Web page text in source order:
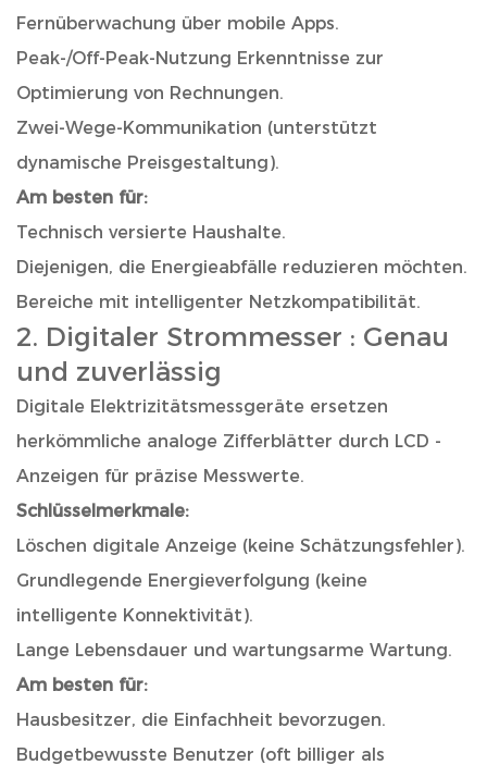
Fernüberwachung über mobile Apps.
Peak-/Off-Peak-Nutzung Erkenntnisse zur
Optimierung von Rechnungen.
Zwei-Wege-Kommunikation (unterstützt
dynamische Preisgestaltung).
Am besten für:
Technisch versierte Haushalte.
Diejenigen, die Energieabfälle reduzieren möchten.
Bereiche mit intelligenter Netzkompatibilität.
2. Digitaler Strommesser : Genau
und zuverlässig
Digitale Elektrizitätsmessgeräte ersetzen
herkömmliche analoge Zifferblätter durch LCD -
Anzeigen für präzise Messwerte.
Schlüsselmerkmale:
Löschen digitale Anzeige (keine Schätzungsfehler).
Grundlegende Energieverfolgung (keine
intelligente Konnektivität).
Lange Lebensdauer und wartungsarme Wartung.
Am besten für:
Hausbesitzer, die Einfachheit bevorzugen.
Budgetbewusste Benutzer (oft billiger als